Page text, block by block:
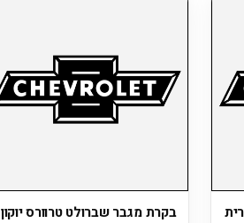
בקרת מגבר שברולט טרוורס יוקון